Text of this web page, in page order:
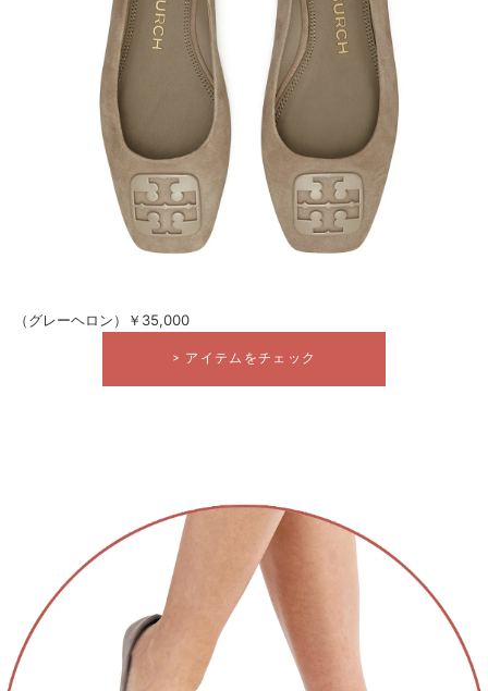
（グレーヘロン）￥35,000
> アイテムをチェック